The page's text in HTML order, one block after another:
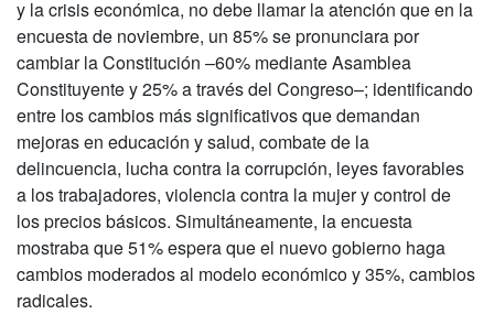
y la crisis económica, no debe llamar la atención que en la
encuesta de noviembre, un 85% se pronunciara por
cambiar la Constitución –60% mediante Asamblea
Constituyente y 25% a través del Congreso–; identificando
entre los cambios más significativos que demandan
mejoras en educación y salud, combate de la
delincuencia, lucha contra la corrupción, leyes favorables
a los trabajadores, violencia contra la mujer y control de
los precios básicos. Simultáneamente, la encuesta
mostraba que 51% espera que el nuevo gobierno haga
cambios moderados al modelo económico y 35%, cambios
radicales.